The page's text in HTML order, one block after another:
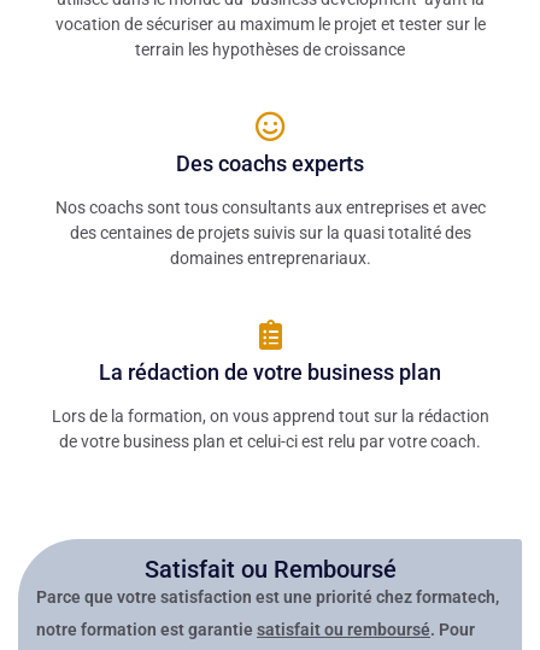
vocation de sécuriser au maximum le projet et tester sur le
terrain les hypothèses de croissance
Des coachs experts
Nos coachs sont tous consultants aux entreprises et avec
des centaines de projets suivis sur la quasi totalité des
domaines entreprenariaux.
La rédaction de votre business plan
Lors de la formation, on vous apprend tout sur la rédaction
de votre business plan et celui-ci est relu par votre coach.
Satisfait ou Remboursé
Parce que votre satisfaction est une priorité chez formatech,
notre formation est garantie satisfait ou remboursé. Pour